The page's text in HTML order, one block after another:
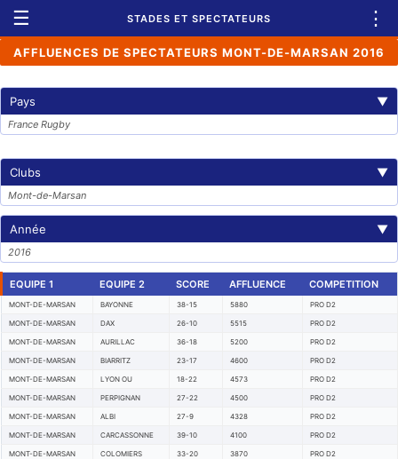
☰ STADES ET SPECTATEURS ⋮
AFFLUENCES DE SPECTATEURS MONT-DE-MARSAN 2016
Pays ▼
France Rugby
Clubs ▼
Mont-de-Marsan
Année ▼
2016
EQUIPE 1 EQUIPE 2 SCORE AFFLUENCE COMPETITION
MONT-DE-MARSAN BAYONNE 38-15 5880 PRO D2
MONT-DE-MARSAN DAX 26-10 5515 PRO D2
MONT-DE-MARSAN AURILLAC 36-18 5200 PRO D2
MONT-DE-MARSAN BIARRITZ 23-17 4600 PRO D2
MONT-DE-MARSAN LYON OU 18-22 4573 PRO D2
MONT-DE-MARSAN PERPIGNAN 27-22 4500 PRO D2
MONT-DE-MARSAN ALBI 27-9 4328 PRO D2
MONT-DE-MARSAN CARCASSONNE 39-10 4100 PRO D2
MONT-DE-MARSAN COLOMIERS 33-20 3870 PRO D2